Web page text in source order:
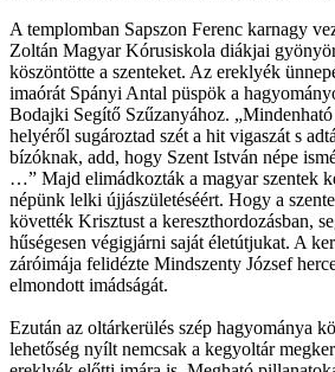
A templomban Sapszon Ferenc karnagy
Zoltán Magyar Kórusiskola diákjai
köszöntötte a szenteket. Az ereklyék
imaórát Spányi Antal püspök a
Bodajki Segítő Szűzanyához.
helyéről sugároztad szét a hit vigaszát s
bízóknak, add, hogy Szent István népe
…” Majd elimádkozták a magyar szentek
népünk lelki újjászületéséért. Hogy a
követték Krisztust a kereszthordozásban,
hűségesen végigjárni saját életútjukat. A
záróimája felidézte Mindszenty József
elmondott imádságát.
Ezután az oltárkerülés szép hagyománya
lehetőség nyílt nemcsak a kegyoltár